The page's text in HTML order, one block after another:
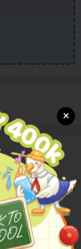
tập và thực hành
Anh 9.
pháp trọng yếu
Anh lớp 9 của Bộ
×